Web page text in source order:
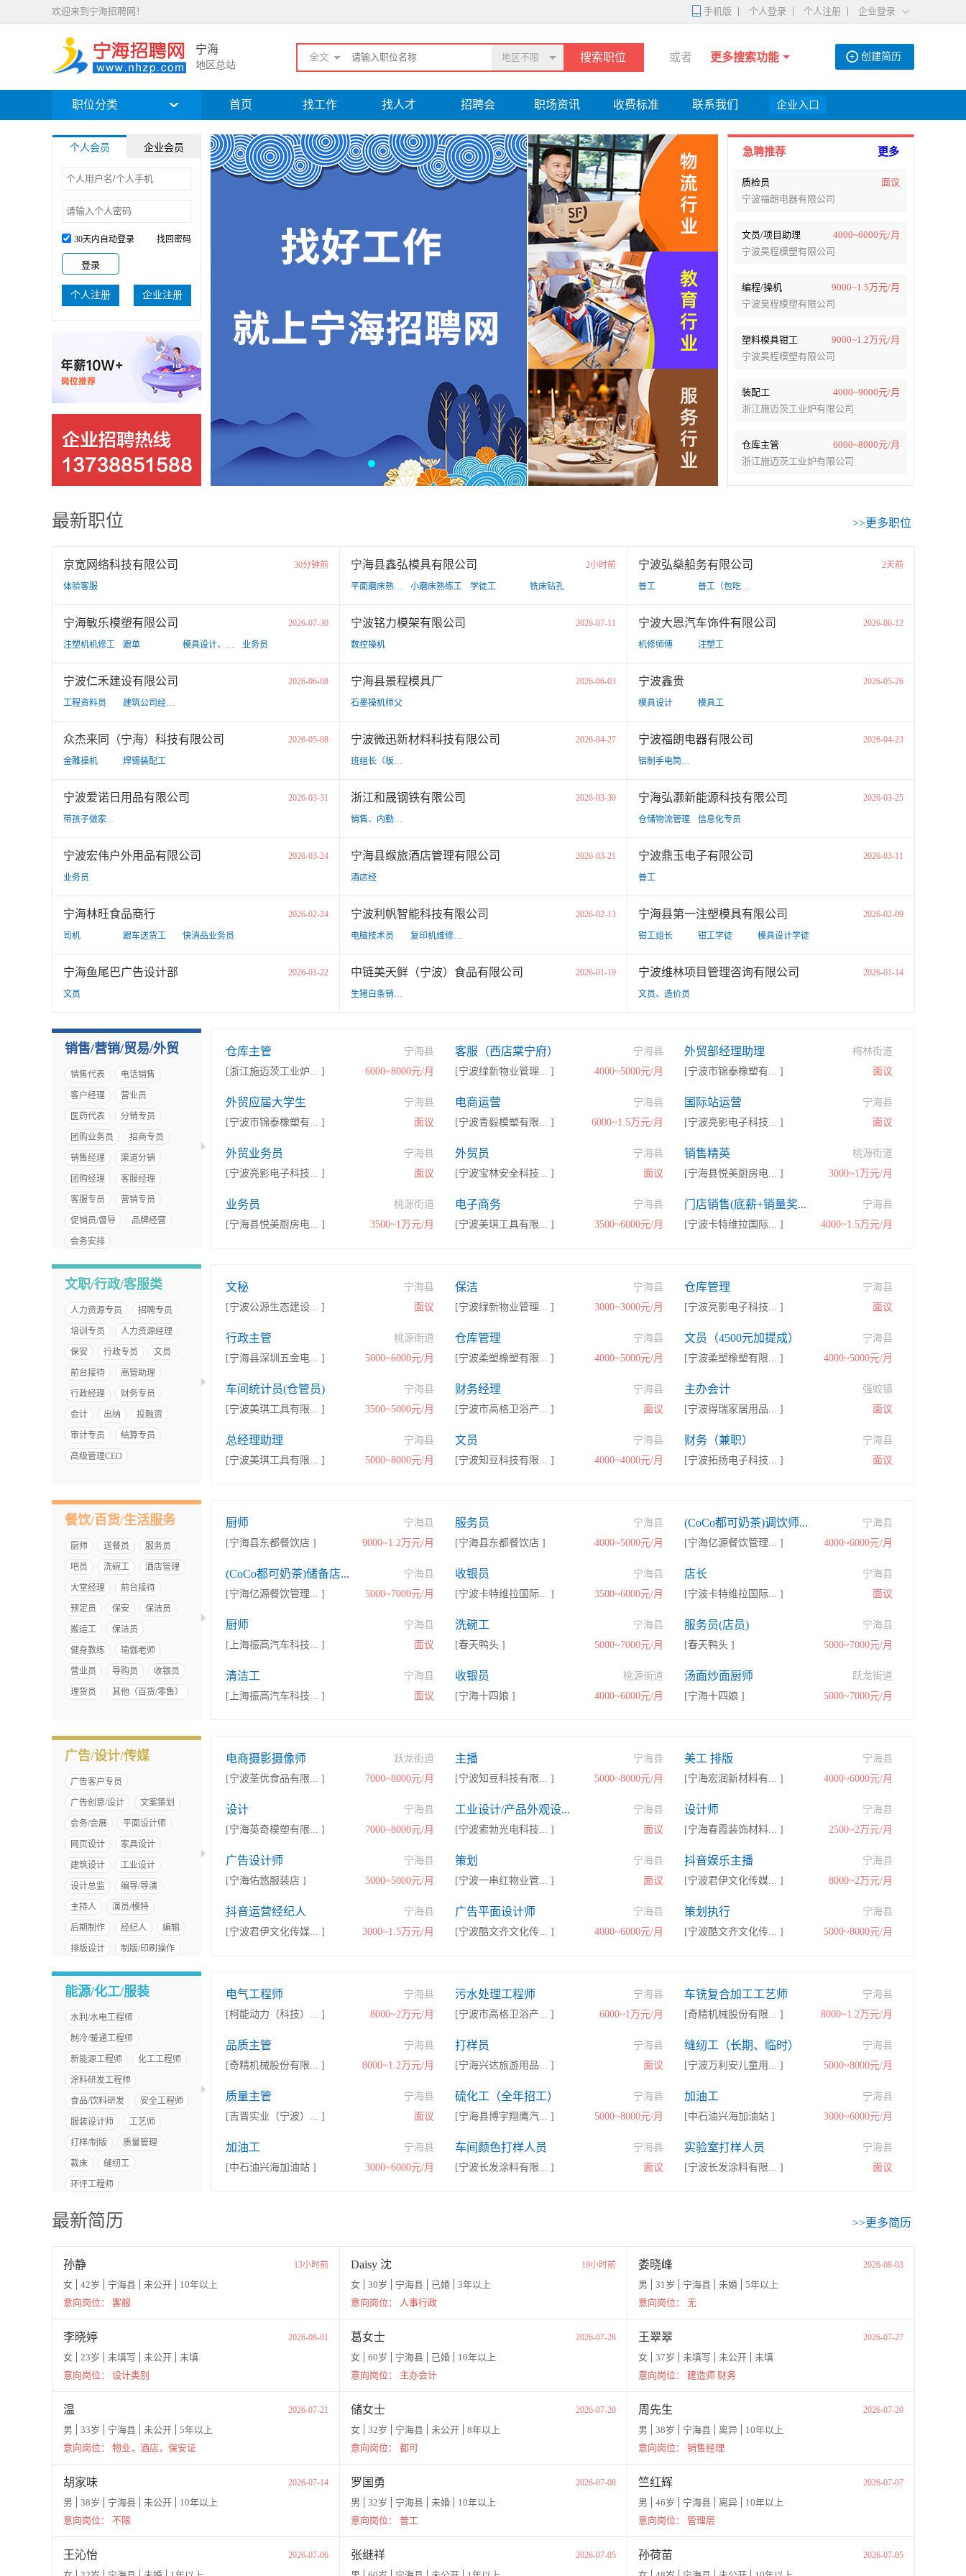
欢迎来到宁海招聘网！ 手机版 个人登录 个人注册 企业登录
宁海
地区总站
全文 地区不限 或者 更多搜索功能 创建简历
职位分类 首页 找工作 找人才 招聘会 职场资讯 收费标准 联系我们 企业入口
个人会员 企业会员
30天内自动登录 找回密码
个人注册 企业注册
急聘推荐 更多
质检员
面议
宁波福朗电器有限公司
文员/项目助理
4000~6000元/月
宁波昊程模塑有限公司
编程/操机
9000~1.5万元/月
宁波昊程模塑有限公司
塑料模具钳工
9000~1.2万元/月
宁波昊程模塑有限公司
装配工
4000~9000元/月
浙江施迈茨工业炉有限公司
仓库主管
6000~8000元/月
浙江施迈茨工业炉有限公司
最新职位 >>更多职位
京宽网络科技有限公司 30分钟前
体验客服
宁海县鑫弘模具有限公司 2小时前
平面磨床熟练工 小磨床熟练工 学徒工 铣床钻孔
宁波弘燊船务有限公司 2天前
普工 普工（包吃住+交保险）
宁海敏乐模塑有限公司 2026-07-30
注塑机机修工 跟单 模具设计、产品设计 业务员
宁波铭力模架有限公司 2026-07-11
数控操机
宁波大恩汽车饰件有限公司 2026-06-12
机修师傅 注塑工
宁波仁禾建设有限公司 2026-06-08
工程资料员 建筑公司经营部市场专员
宁海县景程模具厂 2026-06-03
石墨操机师父
宁波鑫贵 2026-05-26
模具设计 模具工
众杰来同（宁海）科技有限公司 2026-05-08
金雕操机 焊锡装配工
宁波微迅新材料科技有限公司 2026-04-27
班组长（板材压印车间/检验包装车间）
宁波福朗电器有限公司 2026-04-23
铝制手电筒装配工
宁波爱诺日用品有限公司 2026-03-31
带孩子做家务保姆
浙江和晟钢铁有限公司 2026-03-30
销售、内勤、财务、采购、仓管
宁海弘灏新能源科技有限公司 2026-03-25
仓储物流管理 信息化专员
宁波宏伟户外用品有限公司 2026-03-24
业务员
宁海县缑旅酒店管理有限公司 2026-03-21
酒店经
宁波鼎玉电子有限公司 2026-03-11
普工
宁海林旺食品商行 2026-02-24
司机 跟车送货工 快消品业务员
宁波利帆智能科技有限公司 2026-02-13
电脑技术员 复印机维修技术员
宁海县第一注塑模具有限公司 2026-02-09
钳工组长 钳工学徒 模具设计学徒
宁海鱼尾巴广告设计部 2026-01-22
文员
中链美天鲜（宁波）食品有限公司 2026-01-19
生猪白条销售专员
宁波维林项目管理咨询有限公司 2026-01-14
文员、造价员
销售/营销/贸易/外贸
销售代表 电话销售
客户经理 营业员
医药代表 分销专员
团购业务员 招商专员
销售经理 渠道分销
团购经理 客服经理
客服专员 营销专员
促销员/督导 品牌经营
会务安排
仓库主管
宁海县
[浙江施迈茨工业炉... ]
6000~8000元/月
客服（西店棠宁府）
宁海县
[宁波绿新物业管理... ]
4000~5000元/月
外贸部经理助理
梅林街道
[宁波市锦泰橡塑有... ]
面议
外贸应届大学生
宁海县
[宁波市锦泰橡塑有... ]
面议
电商运营
宁海县
[宁波青毅模塑有限... ]
6000~1.5万元/月
国际站运营
宁海县
[宁波亮影电子科技... ]
面议
外贸业务员
宁海县
[宁波亮影电子科技... ]
面议
外贸员
宁海县
[宁波宝林安全科技... ]
面议
销售精英
桃源街道
[宁海县悦美厨房电... ]
3000~1万元/月
业务员
桃源街道
[宁海县悦美厨房电... ]
3500~1万元/月
电子商务
宁海县
[宁波美琪工具有限... ]
3500~6000元/月
门店销售(底薪+销量奖...
宁海县
[宁波卡特维拉国际... ]
4000~1.5万元/月
文职/行政/客服类
人力资源专员 招聘专员
培训专员 人力资源经理
保安 行政专员 文员
前台接待 高管助理
行政经理 财务专员
会计 出纳 投融资
审计专员 结算专员
高级管理CEO
文秘
宁海县
[宁波公源生态建设... ]
面议
保洁
宁海县
[宁波绿新物业管理... ]
3000~3000元/月
仓库管理
宁海县
[宁波亮影电子科技... ]
面议
行政主管
桃源街道
[宁海县深圳五金电... ]
5000~6000元/月
仓库管理
宁海县
[宁波柔塑橡塑有限... ]
4000~5000元/月
文员（4500元加提成）
宁海县
[宁波柔塑橡塑有限... ]
4000~5000元/月
车间统计员(仓管员)
宁海县
[宁波美琪工具有限... ]
3500~5000元/月
财务经理
宁海县
[宁波市高格卫浴产... ]
面议
主办会计
强蛟镇
[宁波得瑞家居用品... ]
面议
总经理助理
宁海县
[宁波美琪工具有限... ]
5000~8000元/月
文员
宁海县
[宁波知豆科技有限... ]
4000~4000元/月
财务（兼职）
宁海县
[宁波拓扬电子科技... ]
面议
餐饮/百货/生活服务
厨师 送餐员 服务员
吧员 洗碗工 酒店管理
大堂经理 前台接待
预定员 保安 保洁员
搬运工 保洁员
健身教练 瑜伽老师
营业员 导购员 收银员
理货员 其他（百货/零售）
厨师
宁海县
[宁海县东都餐饮店 ]
9000~1.2万元/月
服务员
宁海县
[宁海县东都餐饮店 ]
4000~5000元/月
(CoCo都可奶茶)调饮师...
宁海县
[宁海亿源餐饮管理... ]
4000~6000元/月
(CoCo都可奶茶)储备店...
宁海县
[宁海亿源餐饮管理... ]
5000~7000元/月
收银员
宁海县
[宁波卡特维拉国际... ]
3500~6000元/月
店长
宁海县
[宁波卡特维拉国际... ]
面议
厨师
宁海县
[上海振高汽车科技... ]
面议
洗碗工
宁海县
[春天鸭头 ]
5000~7000元/月
服务员(店员)
宁海县
[春天鸭头 ]
5000~7000元/月
清洁工
宁海县
[上海振高汽车科技... ]
面议
收银员
桃源街道
[宁海十四娘 ]
4000~6000元/月
汤面炒面厨师
跃龙街道
[宁海十四娘 ]
5000~7000元/月
广告/设计/传媒
广告客户专员
广告创意/设计 文案策划
会务/会展 平面设计师
网页设计 家具设计
建筑设计 工业设计
设计总监 编导/导演
主持人 演员/模特
后期制作 经纪人 编辑
排版设计 制版/印刷操作
电商摄影摄像师
跃龙街道
[宁波荃优食品有限... ]
7000~8000元/月
主播
宁海县
[宁波知豆科技有限... ]
5000~8000元/月
美工 排版
宁海县
[宁海宏润新材料有... ]
4000~6000元/月
设计
宁海县
[宁海英奇模塑有限... ]
7000~8000元/月
工业设计/产品外观设...
宁海县
[宁波索勃光电科技... ]
面议
设计师
宁海县
[宁海春霞装饰材料... ]
2500~2万元/月
广告设计师
宁海县
[宁海佑悠服装店 ]
5000~5000元/月
策划
宁海县
[宁波一串红物业管... ]
面议
抖音娱乐主播
宁海县
[宁波君伊文化传媒... ]
8000~2万元/月
抖音运营经纪人
宁海县
[宁波君伊文化传媒... ]
3000~1.5万元/月
广告平面设计师
宁海县
[宁波酷文齐文化传... ]
4000~6000元/月
策划执行
宁海县
[宁波酷文齐文化传... ]
5000~8000元/月
能源/化工/服装
水利/水电工程师
制冷/暖通工程师
新能源工程师 化工工程师
涂料研发工程师
食品/饮料研发 安全工程师
服装设计师 工艺师
打样/制版 质量管理
裁床 缝纫工
环评工程师
电气工程师
宁海县
[柯能动力（科技）... ]
8000~2万元/月
污水处理工程师
宁海县
[宁波市高格卫浴产... ]
6000~1万元/月
车铣复合加工工艺师
宁海县
[奇精机械股份有限... ]
8000~1.2万元/月
品质主管
宁海县
[奇精机械股份有限... ]
8000~1.2万元/月
打样员
宁海县
[宁海兴达旅游用品... ]
面议
缝纫工（长期、临时）
宁海县
[宁波万利安儿童用... ]
5000~8000元/月
质量主管
宁海县
[吉晋实业（宁波）... ]
面议
硫化工（全年招工）
宁海县
[宁海县博宇翔鹰汽... ]
5000~8000元/月
加油工
宁海县
[中石油兴海加油站 ]
3000~6000元/月
加油工
宁海县
[中石油兴海加油站 ]
3000~6000元/月
车间颜色打样人员
宁海县
[宁波长发涂料有限... ]
面议
实验室打样人员
宁海县
[宁波长发涂料有限... ]
面议
最新简历 >>更多简历
孙静 13小时前
女 42岁 宁海县 未公开
10年以上
意向岗位：
客服
Daisy 沈 19小时前
女 30岁 宁海县 已婚
3年以上
意向岗位：
人事行政
娄晓峰 2026-08-03
男 31岁 宁海县 未婚
5年以上
意向岗位：
无
李晓婷 2026-08-01
女 23岁 未填写 未公开
未填
意向岗位：
设计类别
葛女士 2026-07-28
女 60岁 宁海县 已婚
10年以上
意向岗位：
主办会计
王翠翠 2026-07-27
女 37岁 未填写 未公开
未填
意向岗位：
建造师 财务
温 2026-07-21
男 33岁 宁海县 未公开
5年以上
意向岗位：
物业，酒店，保安证
储女士 2026-07-20
女 32岁 宁海县 未公开
8年以上
意向岗位：
都可
周先生 2026-07-20
男 38岁 宁海县 离异
10年以上
意向岗位：
销售经理
胡家味 2026-07-14
男 38岁 宁海县 未公开
10年以上
意向岗位：
不限
罗国勇 2026-07-08
男 32岁 宁海县 未婚
10年以上
意向岗位：
普工
竺红辉 2026-07-07
男 46岁 宁海县 离异
10年以上
意向岗位：
管理层
王沁怡 2026-07-06 张继祥 2026-07-05 孙荷苗 2026-07-05